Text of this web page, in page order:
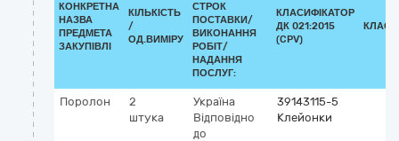
КОНКРЕТНА
НАЗВА
ПРЕДМЕТА
ЗАКУПІВЛІ
КІЛЬКІСТЬ
/
ОД.ВИМІРУ
СТРОК
ПОСТАВКИ/
ВИКОНАННЯ
РОБІТ/
НАДАННЯ
ПОСЛУГ:
КЛАСИФІКАТОР
ДК 021:2015
(CPV)
Поролон
2
штука
Україна
Відповідно
до
39143115-5
Клейонки